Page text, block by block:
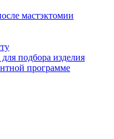
мастэктомии
подбора изделия
программе